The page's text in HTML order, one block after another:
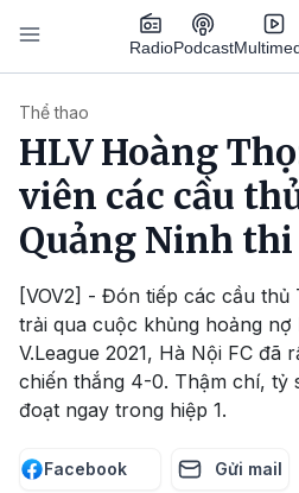
Nhảy đến nội dung
RadioPodcast
Thể thao
HLV Hoàng
viên các cầu
Quảng Ninh
[VOV2] - Đón tiếp các cầu thủ
trải qua cuộc khủng hoảng nợ
V.League 2021, Hà Nội FC đã
chiến thắng 4-0. Thậm chí, tỷ
đoạt ngay trong hiệp 1.
Facebook Gửi mail